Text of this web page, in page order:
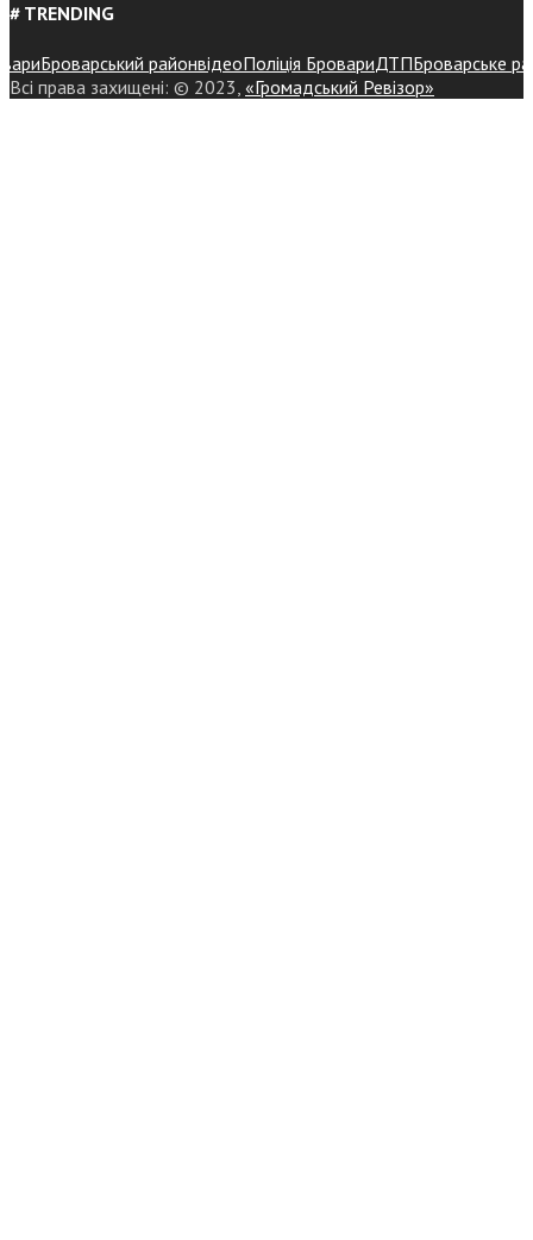
# TRENDING
Броварський районвідеоПоліція БровариДТПБроварське
Всі права захищені: © 2023, «Громадський Ревізор»